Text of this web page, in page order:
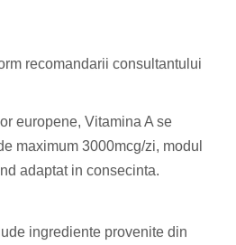
recomandarii consultantului
europene, Vitamina A se
maximum 3000mcg/zi, modul
adaptat in consecinta.
ingrediente provenite din